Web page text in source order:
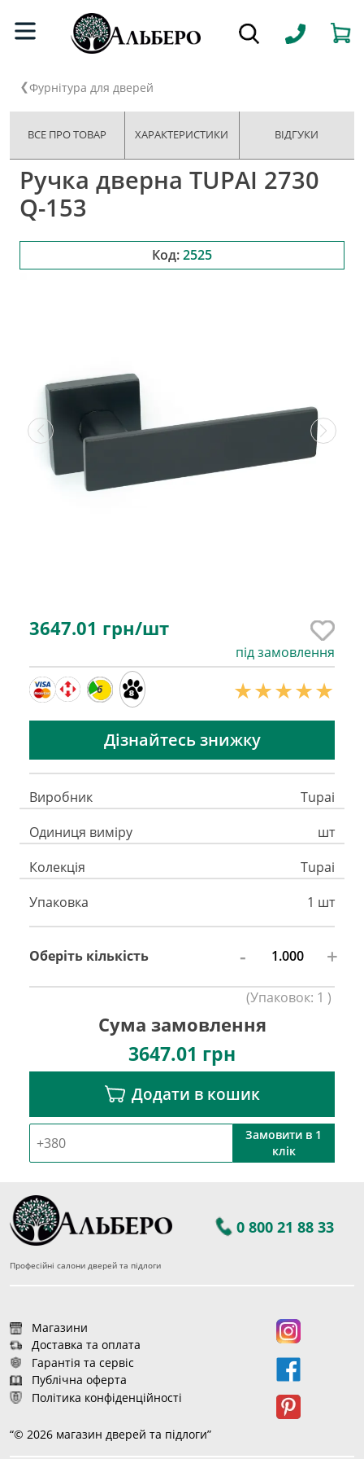
Фурнітура для дверей
ВСЕ ПРО ТОВАР ХАРАКТЕРИСТИКИ ВІДГУКИ
Ручка дверна TUPAI 2730
Q-153
Код:2525
3647.01 грн/шт
під замовлення
6
Дізнайтесь знижку
Виробник
Tupai
Одиниця виміру
шт
Колекція
Tupai
Упаковка
1 шт
Оберіть кількість - +
(Упаковок: 1 )
Сума замовлення
3647.01 грн
Додати в кошик
Замовити в 1
клік
0 800 21 88 33
Професійні салони дверей та підлоги
Магазини
Доставка та оплата
Гарантія та сервіс
Публічна оферта
Політика конфіденційності
“© 2026 магазин дверей та підлоги”